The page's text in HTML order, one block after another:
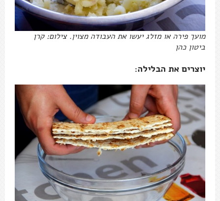
מועך פירה או מזלג יעשו את העבודה מצוין. צילום: קרן
ביטון כהן
יוצרים את הבלילה: